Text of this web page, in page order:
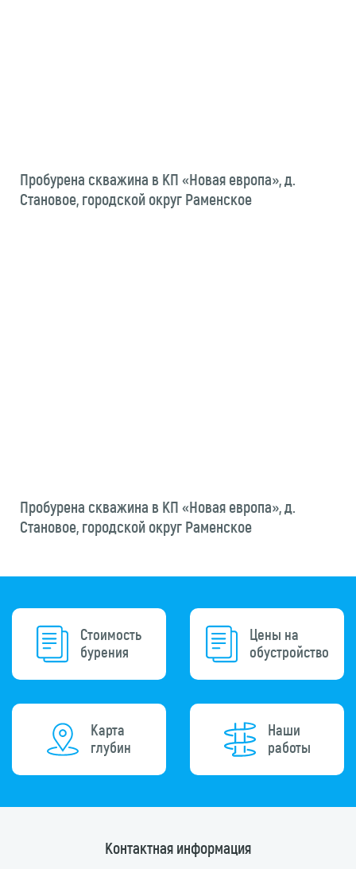
Пробурена скважина в КП «Новая европа», д.
Становое, городской округ Раменское
Пробурена скважина в КП «Новая европа», д.
Становое, городской округ Раменское
Стоимость
бурения
Цены на
обустройство
Карта
глубин
Наши
работы
Контактная информация